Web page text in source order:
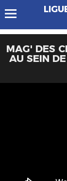
MAG' DES
AU SEIN